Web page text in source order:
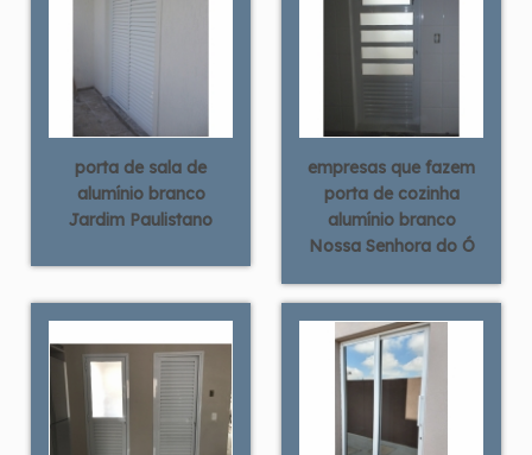
porta de sala de
alumínio branco
Jardim Paulistano
empresas que fazem
porta de cozinha
alumínio branco
Nossa Senhora do Ó